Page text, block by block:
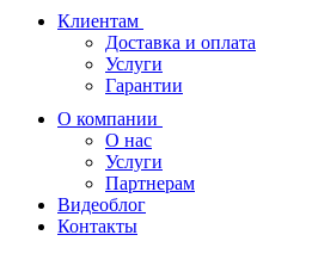
Клиентам
Доставка и оплата
Услуги
Гарантии
О компании
О нас
Услуги
Партнерам
Видеоблог
Контакты